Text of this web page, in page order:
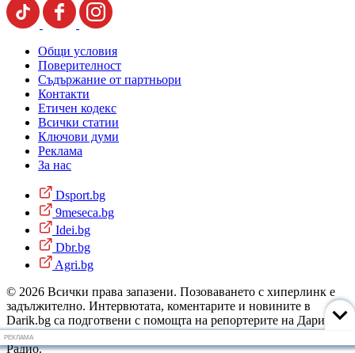
Общи условия
Поверителност
Съдържание от партньори
Контакти
Етичен кодекс
Всички статии
Ключови думи
Реклама
За нас
Dsport.bg
9meseca.bg
Idei.bg
Dbr.bg
Agri.bg
© 2026 Всички права запазени. Позоваването с хиперлинк е
задължително. Интервютата, коментарите и новините в
Darik.bg са подготвени с помощта на репортерите на Дарик
Радио и новинарските емисии на радиото. Снимки: Дарик
Радио.
РЕКЛАМА